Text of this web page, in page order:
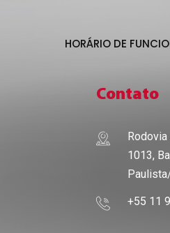
HORÁRIO DE
Contato
1013,
+55 11